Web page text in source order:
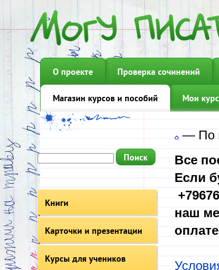
О проекте Проверка сочинений
Магазин курсов и пособий Мои
Книги
Карточки и презентации
Курсы для учеников
—По
Все
Если
наш